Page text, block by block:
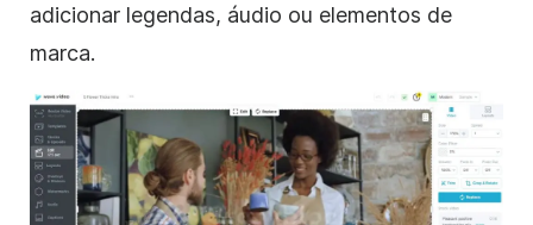
adicionar legendas, áudio ou elementos de
marca.